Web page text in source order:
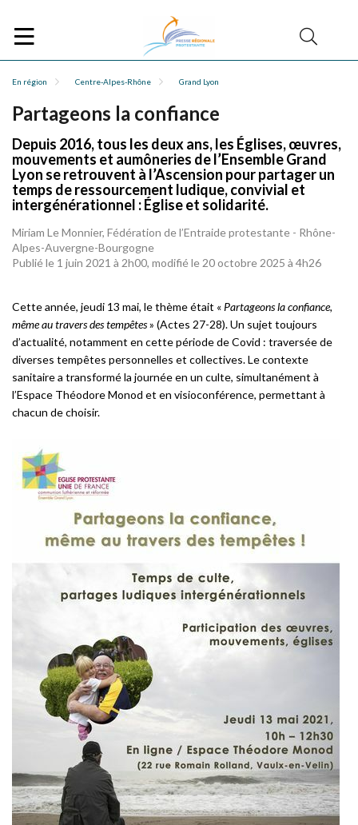
En région Centre-Alpes-Rhône Grand Lyon
Partageons la confiance
Depuis 2016, tous les deux ans, les Églises, œuvres,
mouvements et aumôneries de l’Ensemble Grand
Lyon se retrouvent à l’Ascension pour partager un
temps de ressourcement ludique, convivial et
intergénérationnel : Église et solidarité.
Miriam Le Monnier, Fédération de l’Entraide protestante - Rhône-
Alpes-Auvergne-Bourgogne
Publié le 1 juin 2021 à 2h00, modifié le 20 octobre 2025 à 4h26
Cette année, jeudi 13 mai, le thème était « Partageons la confiance,
même au travers des tempêtes» (Actes 27-28). Un sujet toujours
d’actualité, notamment en cette période de Covid : traversée de
diverses tempêtes personnelles et collectives. Le contexte
sanitaire a transformé la journée en un culte, simultanément à
l’Espace Théodore Monod et en visioconférence, permettant à
chacun de choisir.